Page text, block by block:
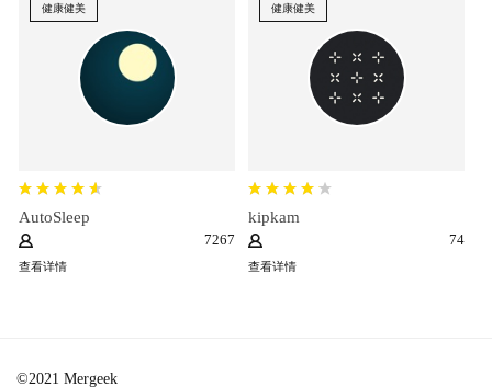
健康健美
AutoSleep
7267
查看详情
健康健美
kipkam
74
查看详情
©2021 Mergeek